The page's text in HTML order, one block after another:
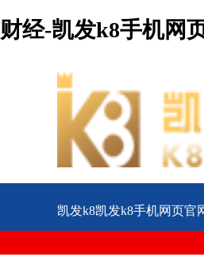
财经-凯发k8手机网
凯发k8凯发k8手机网页官